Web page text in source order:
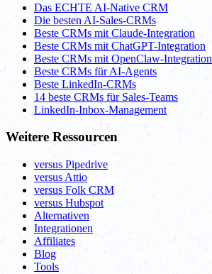
Das ECHTE AI-Native CRM
Die besten AI-Sales-CRMs
Beste CRMs mit Claude-Integration
Beste CRMs mit ChatGPT-Integration
Beste CRMs mit OpenClaw-Integration
Beste CRMs für AI-Agents
Beste LinkedIn-CRMs
14 beste CRMs für Sales-Teams
LinkedIn-Inbox-Management
Weitere Ressourcen
versus Pipedrive
versus Attio
versus Folk CRM
versus Hubspot
Alternativen
Integrationen
Affiliates
Blog
Tools